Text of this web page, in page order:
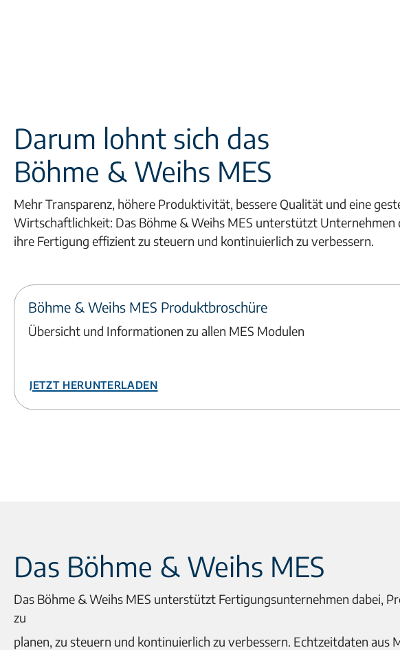
Darum lohnt sich das
Böhme & Weihs MES
Mehr Transparenz, höhere Produktivität, bessere Qualität und eine
Wirtschaftlichkeit: Das Böhme & Weihs MES unterstützt Unternehmen
ihre Fertigung effizient zu steuern und kontinuierlich zu verbessern.
Böhme & Weihs MES Produktbroschüre
Übersicht und Informationen zu allen MES Modulen
Jetzt herunterladen
Das Böhme & Weihs MES
Das Böhme & Weihs MES unterstützt Fertigungsunternehmen dabei,
zu
planen, zu steuern und kontinuierlich zu verbessern. Echtzeitdaten aus